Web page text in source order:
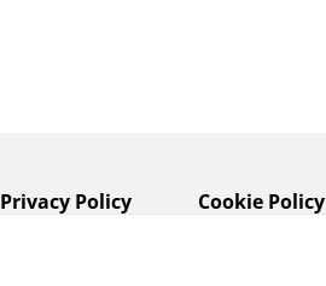
Privacy Policy Cookie Policy